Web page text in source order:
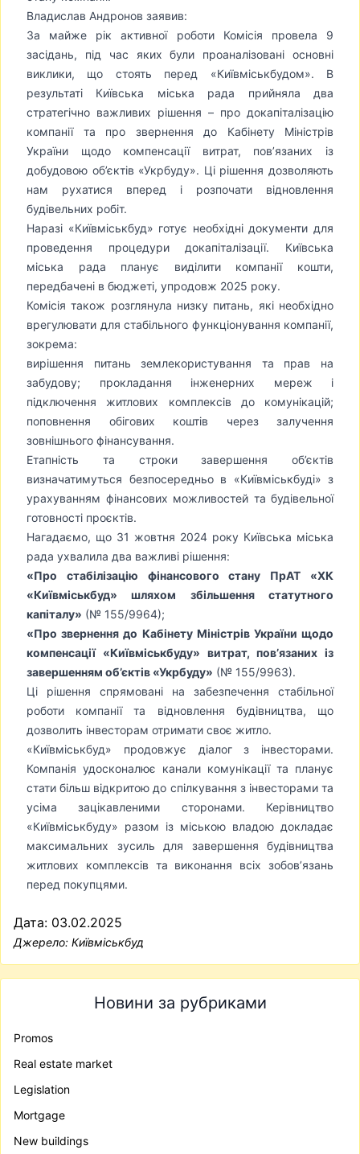
Владислав Андронов заявив:
За майже рік активної роботи Комісія провела 9
засідань, під час яких були проаналізовані основні
виклики, що стоять перед «Київміськбудом». В
результаті Київська міська рада прийняла два
стратегічно важливих рішення – про докапіталізацію
компанії та про звернення до Кабінету Міністрів
України щодо компенсації витрат, пов’язаних із
добудовою об’єктів «Укрбуду». Ці рішення дозволяють
нам рухатися вперед і розпочати відновлення
будівельних робіт.
Наразі «Київміськбуд» готує необхідні документи для
проведення процедури докапіталізації. Київська
міська рада планує виділити компанії кошти,
передбачені в бюджеті, упродовж 2025 року.
Комісія також розглянула низку питань, які необхідно
врегулювати для стабільного функціонування компанії,
зокрема:
вирішення питань землекористування та прав на
забудову; прокладання інженерних мереж і
підключення житлових комплексів до комунікацій;
поповнення обігових коштів через залучення
зовнішнього фінансування.
Етапність та строки завершення об’єктів
визначатимуться безпосередньо в «Київміськбуді» з
урахуванням фінансових можливостей та будівельної
готовності проєктів.
Нагадаємо, що 31 жовтня 2024 року Київська міська
рада ухвалила два важливі рішення:
«Про стабілізацію фінансового стану ПрАТ «ХК
«Київміськбуд» шляхом збільшення статутного
капіталу» (№ 155/9964);
«Про звернення до Кабінету Міністрів України щодо
компенсації «Київміськбуду» витрат, пов’язаних із
завершенням об’єктів «Укрбуду» (№ 155/9963).
Ці рішення спрямовані на забезпечення стабільної
роботи компанії та відновлення будівництва, що
дозволить інвесторам отримати своє житло.
«Київміськбуд» продовжує діалог з інвесторами.
Компанія удосконалює канали комунікації та планує
стати більш відкритою до спілкування з інвесторами та
усіма зацікавленими сторонами. Керівництво
«Київміськбуду» разом із міською владою докладає
максимальних зусиль для завершення будівництва
житлових комплексів та виконання всіх зобов’язань
перед покупцями.
Дата: 03.02.2025
Джерело: Київміськбуд
Новини за рубриками
Promos
Real estate market
Legislation
Mortgage
New buildings